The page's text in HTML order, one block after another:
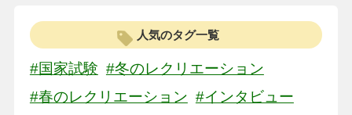
人気のタグ一覧
#国家試験 #冬のレクリエーション
#春のレクリエーション #インタビュー